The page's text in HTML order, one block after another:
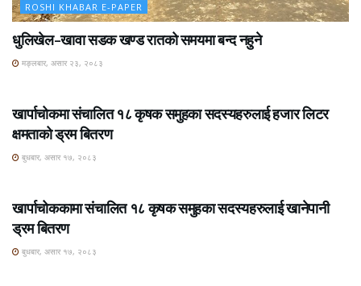
ROSHI KHABAR E-PAPER
धुलिखेल–खावा सडक खण्ड रातको समयमा बन्द नहुने
मङ्लबार, असार २३, २०८३
खार्पाचोकमा संचालित १८ कृषक समुहका सदस्यहरुलाई हजार लिटर
क्षमताको ड्रम बितरण
बुधबार, असार १७, २०८३
खार्पाचोककामा संचालित १८ कृषक समुहका सदस्यहरुलाई खानेपानी
ड्रम बितरण
बुधबार, असार १७, २०८३